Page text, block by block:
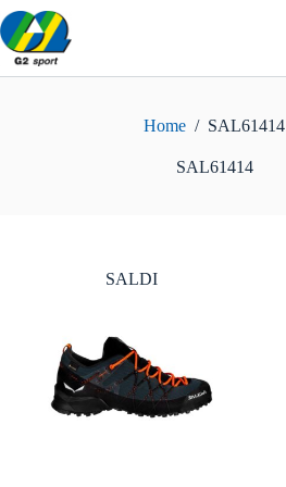
Salta
al
contenuto
Home / SAL61414
SAL61414
SALDI